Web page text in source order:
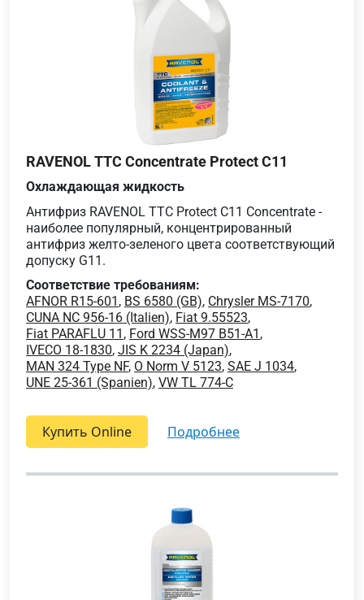
RAVENOL TTC Concentrate Protect C11
Охлаждающая жидкость
Антифриз RAVENOL TTC Protect C11 Concentrate -
наиболее популярный, концентрированный
антифриз желто-зеленого цвета соответствующий
допуску G11.
Соответствие требованиям:
AFNOR R15-601 , BS 6580 (GB), Chrysler MS-7170,
CUNA NC 956-16 (Italien), Fiat 9.55523,
Fiat PARAFLU 11 , Ford WSS-M97 B51-A1 ,
IVECO 18-1830, JIS K 2234 (Japan),
MAN 324 Type NF, O Norm V 5123, SAE J 1034,
UNE 25-361 (Spanien), VW TL 774-C
Купить Online подробнее